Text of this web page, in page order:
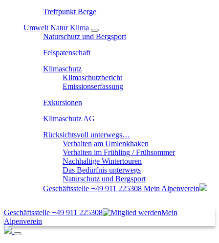
Treffpunkt Berge
Umwelt Natur Klima
Naturschutz und Bergsport
Felspatenschaft
Klimaschutz
Klimaschutzbericht
Emissionserfassung
Exkursionen
Klimaschutz AG
Rücksichtsvoll unterwegs…
Verhalten am Umlenkhaken
Verhalten im Frühling / Frühsommer
Nachhaltige Wintertouren
Das Bedürfnis unterwegs
Naturschutz und Bergsport
Geschäftsstelle +49 911 225308 Mein Alpenverein
Geschäftsstelle +49 911 225308
Mein
Alpenverein